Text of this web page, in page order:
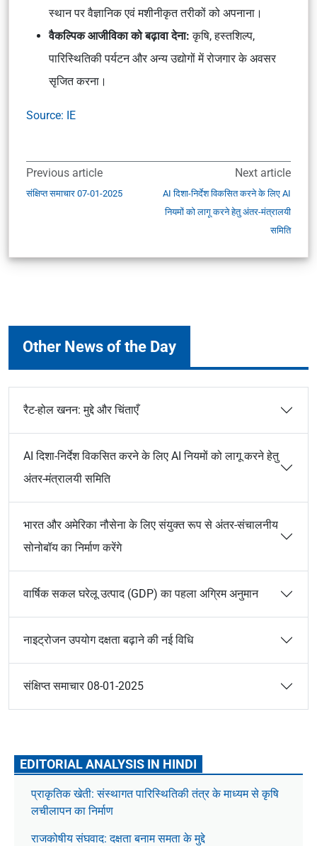
स्थान पर वैज्ञानिक एवं मशीनीकृत तरीकों को अपनाना।
वैकल्पिक आजीविका को बढ़ावा देना:कृषि, हस्तशिल्प,
पारिस्थितिकी पर्यटन और अन्य उद्योगों में रोजगार के अवसर
सृजित करना।
Source: IE
Previous article
संक्षिप्त समाचार 07-01-2025
Next article
AI दिशा-निर्देश विकसित करने के लिए AI
नियमों को लागू करने हेतु अंतर-मंत्रालयी
समिति
Other News of the Day
रैट-होल खनन: मुद्दे और चिंताएँ
AI दिशा-निर्देश विकसित करने के लिए AI नियमों को लागू करने हेतु
अंतर-मंत्रालयी समिति
भारत और अमेरिका नौसेना के लिए संयुक्त रूप से अंतर-संचालनीय
सोनोबॉय का निर्माण करेंगे
वार्षिक सकल घरेलू उत्पाद (GDP) का पहला अग्रिम अनुमान
नाइट्रोजन उपयोग दक्षता बढ़ाने की नई विधि
संक्षिप्त समाचार 08-01-2025
EDITORIAL ANALYSIS IN HINDI
प्राकृतिक खेती: संस्थागत पारिस्थितिकी तंत्र के माध्यम से कृषि
लचीलापन का निर्माण
राजकोषीय संघवाद: दक्षता बनाम समता के मुद्दे